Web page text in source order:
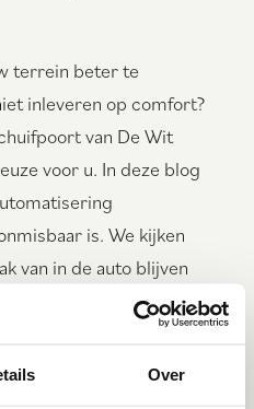
Over
terrein beter te
inleveren op comfort?
van De Wit
voor u. In deze blog
is. We kijken
van in de auto blijven
via uw telefoon en de
die uw entree